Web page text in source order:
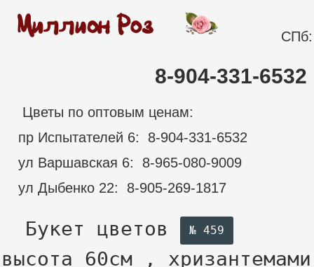
СПб:
8-904-331-6532
Цветы по оптовым ценам:
пр Испытателей 6: 8-904-331-6532
ул Варшавская 6: 8-965-080-9009
ул Дыбенко 22: 8-905-269-1817
Букет цветов № 459
высота 60см , хризантемами